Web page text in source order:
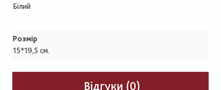
Білий
Розмір
15*19,5 см.
Відгуки (0)